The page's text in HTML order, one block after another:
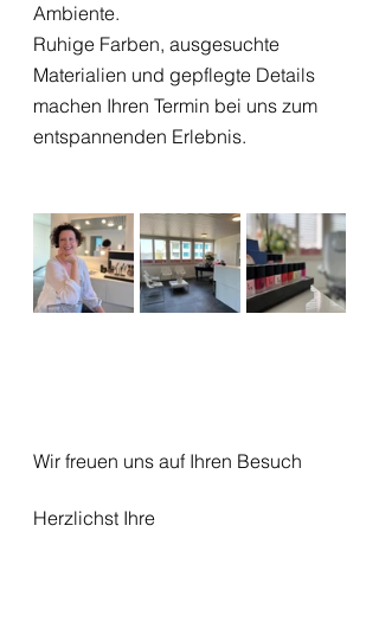
Ambiente.
Ruhige Farben, ausgesuchte
Materialien und gepflegte Details
machen Ihren Termin bei uns zum
entspannenden Erlebnis.
Wir freuen uns auf Ihren Besuch
Herzlichst Ihre